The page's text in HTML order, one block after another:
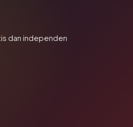
dan independen